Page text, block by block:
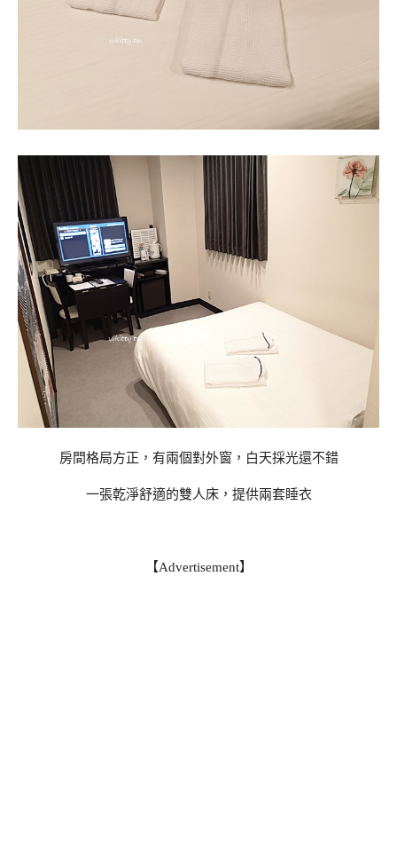
房間格局方正，有兩個對外窗，白天採光還不錯
一張乾淨舒適的雙人床，提供兩套睡衣
【Advertisement】